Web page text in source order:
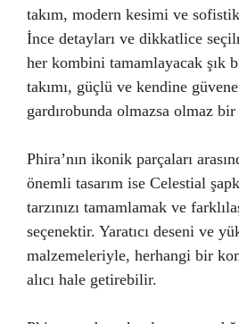
takım, modern kesimi ve
İnce detayları ve dikkatlice
her kombini tamamlayacak şık
takımı, güçlü ve kendine
gardırobunda olmazsa olmaz bir
Phira’nın ikonik parçaları
önemli tasarım ise Celestial
tarzınızı tamamlamak ve
seçenektir. Yaratıcı deseni ve
malzemeleriyle, herhangi bir
alıcı hale getirebilir.